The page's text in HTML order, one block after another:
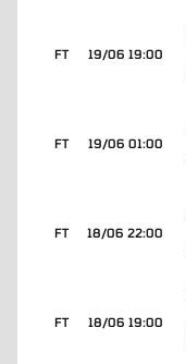
19/06 19:00
FT
19/06 01:00
FT
18/06 22:00
FT
18/06 19:00
FT